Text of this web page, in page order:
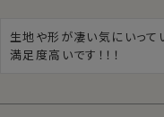
生地や形が凄い気にいって
満足度高いです！！！